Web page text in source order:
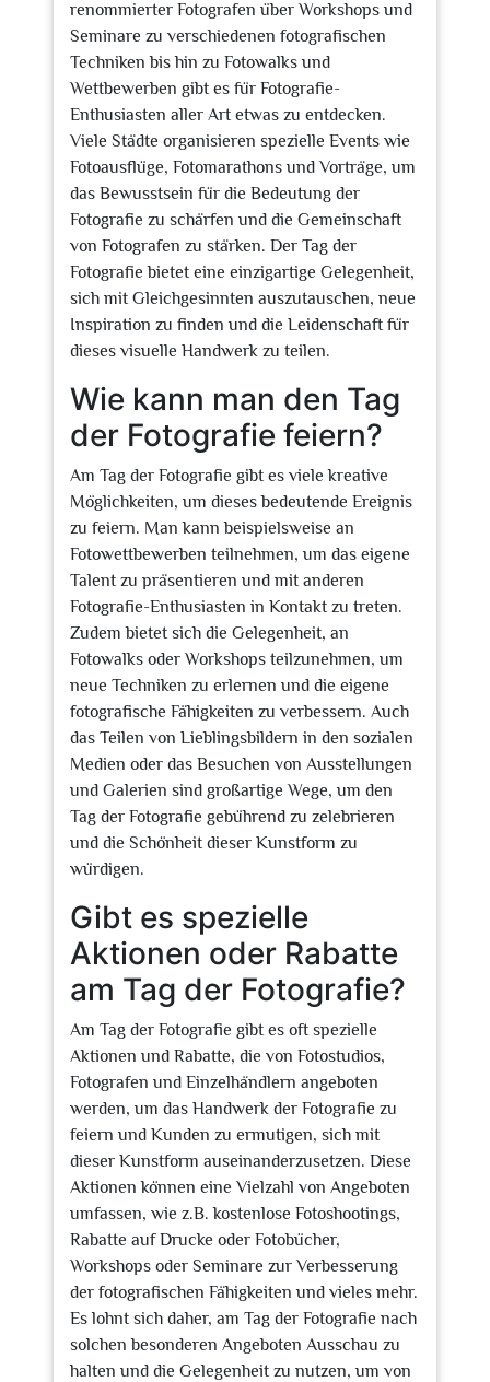
renommierter Fotografen über Workshops und
Seminare zu verschiedenen fotografischen
Techniken bis hin zu Fotowalks und
Wettbewerben gibt es für Fotografie-
Enthusiasten aller Art etwas zu entdecken.
Viele Städte organisieren spezielle Events wie
Fotoausflüge, Fotomarathons und Vorträge, um
das Bewusstsein für die Bedeutung der
Fotografie zu schärfen und die Gemeinschaft
von Fotografen zu stärken. Der Tag der
Fotografie bietet eine einzigartige Gelegenheit,
sich mit Gleichgesinnten auszutauschen, neue
Inspiration zu finden und die Leidenschaft für
dieses visuelle Handwerk zu teilen.
Wie kann man den Tag
der Fotografie feiern?
Am Tag der Fotografie gibt es viele kreative
Möglichkeiten, um dieses bedeutende Ereignis
zu feiern. Man kann beispielsweise an
Fotowettbewerben teilnehmen, um das eigene
Talent zu präsentieren und mit anderen
Fotografie-Enthusiasten in Kontakt zu treten.
Zudem bietet sich die Gelegenheit, an
Fotowalks oder Workshops teilzunehmen, um
neue Techniken zu erlernen und die eigene
fotografische Fähigkeiten zu verbessern. Auch
das Teilen von Lieblingsbildern in den sozialen
Medien oder das Besuchen von Ausstellungen
und Galerien sind großartige Wege, um den
Tag der Fotografie gebührend zu zelebrieren
und die Schönheit dieser Kunstform zu
würdigen.
Gibt es spezielle
Aktionen oder Rabatte
am Tag der Fotografie?
Am Tag der Fotografie gibt es oft spezielle
Aktionen und Rabatte, die von Fotostudios,
Fotografen und Einzelhändlern angeboten
werden, um das Handwerk der Fotografie zu
feiern und Kunden zu ermutigen, sich mit
dieser Kunstform auseinanderzusetzen. Diese
Aktionen können eine Vielzahl von Angeboten
umfassen, wie z.B. kostenlose Fotoshootings,
Rabatte auf Drucke oder Fotobücher,
Workshops oder Seminare zur Verbesserung
der fotografischen Fähigkeiten und vieles mehr.
Es lohnt sich daher, am Tag der Fotografie nach
solchen besonderen Angeboten Ausschau zu
halten und die Gelegenheit zu nutzen, um von